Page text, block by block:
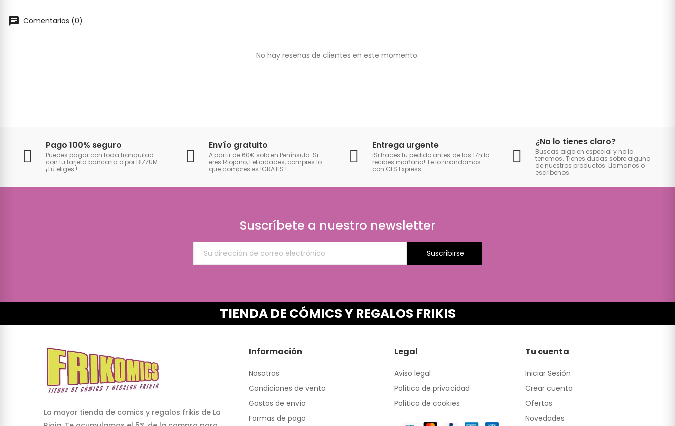
Comentarios (0)
No hay reseñas de clientes en este momento.
Pago 100% seguro
Puedes pagar con toda tranquilad
con tu tarjeta bancaria o por BIZZUM.
¡Tú eliges !
Envío gratuito
A partir de 60€ solo en Península. Si
eres Riojano, Felicidades, compres lo
que compres es !GRATIS !
Entrega urgente
iSi haces tu pedido antes de las 17h lo
recibes mañana! Te lo mandamos
con GLS Express.
¿No lo tienes claro?
Buscas algo en especial y no lo
tenemos. Tienes dudas sobre alguno
de nuestros productos. Llamanos o
escribenos.
Suscríbete a nuestro newsletter
Suscribirse
TIENDA DE CÓMICS Y REGALOS FRIKIS
La mayor tienda de comics y regalos frikis de La
Información
Nosotros
Condiciones de venta
Gastos de envío
Formas de pago
Legal
Aviso legal
Política de privacidad
Política de cookies
Tu cuenta
Iniciar Sesión
Crear cuenta
Ofertas
Novedades